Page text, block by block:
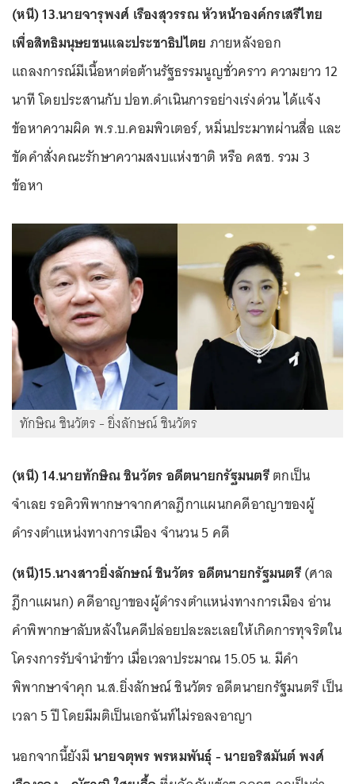
(หนี) 13.นายจารุพงศ์ เรืองสุวรรณ หัวหน้าองค์กรเสรีไทย
เพื่อสิทธิมนุษยชนและประชาธิปไตย ภายหลังออก
แถลงการณ์มีเนื้อหาต่อต้านรัฐธรรมนูญชั่วคราว ความยาว 12
นาที โดยประสานกับ ปอท.ดำเนินการอย่างเร่งด่วน ได้แจ้ง
ข้อหาความผิด พ.ร.บ.คอมพิวเตอร์, หมิ่นประมาทผ่านสื่อ และ
ขัดคำสั่งคณะรักษาความสงบแห่งชาติ หรือ คสช. รวม 3
ข้อหา
ทักษิณ ชินวัตร - ยิ่งลักษณ์ ชินวัตร
(หนี) 14.นายทักษิณ ชินวัตร อดีตนายกรัฐมนตรีตกเป็น
จำเลย รอคิวพิพากษาจากศาลฎีกาแผนกคดีอาญาของผู้
ดำรงตำแหน่งทางการเมือง จำนวน 5 คดี
(หนี)15.นางสาวยิ่งลักษณ์ ชินวัตร อดีตนายกรัฐมนตรี(ศาล
ฎีกาแผนก) คดีอาญาของผู้ดำรงตำแหน่งทางการเมือง อ่าน
คำพิพากษาลับหลังในคดีปล่อยปละละเลยให้เกิดการทุจริตใน
โครงการรับจำนำข้าว เมื่อเวลาประมาณ 15.05 น. มีคำ
พิพากษาจำคุก น.ส.ยิ่งลักษณ์ ชินวัตร อดีตนายกรัฐมนตรี เป็น
เวลา 5 ปี โดยมีมติเป็นเอกฉันท์ไม่รอลงอาญา
นอกจากนี้ยังมี นายจตุพร พรหมพันธุ์ - นายอริสมันต์ พงศ์